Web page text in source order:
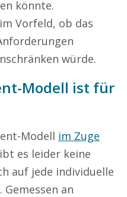
könnte.
Vorfeld, ob das
würde.
Modell ist für
Modell im Zuge
es leider keine
auf jede individuelle
an